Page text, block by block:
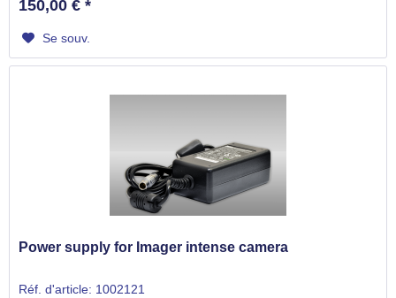
150,00 € *
Se souv.
Power supply for Imager intense camera
Réf. d'article: 1002121